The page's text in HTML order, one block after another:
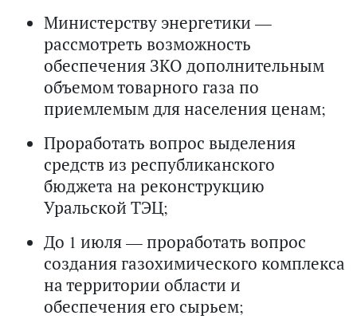
Министерству энергетики —
рассмотреть возможность
обеспечения ЗКО дополнительным
объемом товарного газа по
приемлемым для населения ценам;
Проработать вопрос выделения
средств из республиканского
бюджета на реконструкцию
Уральской ТЭЦ;
До 1 июля — проработать вопрос
создания газохимического комплекса
на территории области и
обеспечения его сырьем;